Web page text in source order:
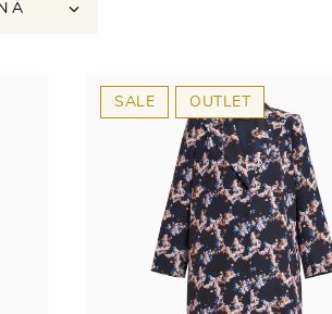
SALE OUTLET